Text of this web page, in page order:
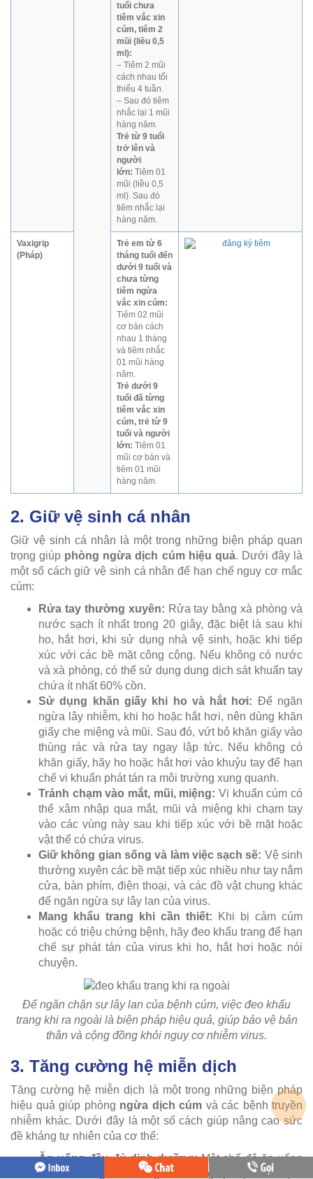
tuổi chưa
tiêm vắc xin
cúm, tiêm 2
mũi (liều 0,5
ml):
– Tiêm 2 mũi
cách nhau tối
thiểu 4 tuần.
– Sau đó tiêm
nhắc lại 1 mũi
hàng năm.
Trẻ từ 9 tuổi
trở lên và
người
lớn: Tiêm 01
mũi (liều 0,5
ml). Sau đó
tiêm nhắc lại
hàng năm.
Vaxigrip
(Pháp)
Trẻ em từ 6
tháng tuổi đến
dưới 9 tuổi và
chưa từng
tiêm ngừa
vắc xin cúm:
Tiêm 02 mũi
cơ bản cách
nhau 1 tháng
và tiêm nhắc
01 mũi hàng
năm.
Trẻ dưới 9
tuổi đã từng
tiêm vắc xin
cúm, trẻ từ 9
tuổi và người
lớn: Tiêm 01
mũi cơ bản và
tiêm 01 mũi
hàng năm.
2. Giữ vệ sinh cá nhân
Giữ vệ sinh cá nhân là một trong những biện pháp quan
trọng giúp phòng ngừa dịch cúm hiệu quả. Dưới đây là
một số cách giữ vệ sinh cá nhân để hạn chế nguy cơ mắc
cúm:
Rửa tay thường xuyên: Rửa tay bằng xà phòng và
nước sạch ít nhất trong 20 giây, đặc biệt là sau khi
ho, hắt hơi, khi sử dụng nhà vệ sinh, hoặc khi tiếp
xúc với các bề mặt công cộng. Nếu không có nước
và xà phòng, có thể sử dụng dung dịch sát khuẩn tay
chứa ít nhất 60% cồn.
Sử dụng khăn giấy khi ho và hắt hơi: Để ngăn
ngừa lây nhiễm, khi ho hoặc hắt hơi, nên dùng khăn
giấy che miệng và mũi. Sau đó, vứt bỏ khăn giấy vào
thùng rác và rửa tay ngay lập tức. Nếu không có
khăn giấy, hãy ho hoặc hắt hơi vào khuỷu tay để hạn
chế vi khuẩn phát tán ra môi trường xung quanh.
Tránh chạm vào mắt, mũi, miệng: Vi khuẩn cúm có
thể xâm nhập qua mắt, mũi và miệng khi chạm tay
vào các vùng này sau khi tiếp xúc với bề mặt hoặc
vật thể có chứa virus.
Giữ không gian sống và làm việc sạch sẽ: Vệ sinh
thường xuyên các bề mặt tiếp xúc nhiều như tay nắm
cửa, bàn phím, điện thoại, và các đồ vật chung khác
để ngăn ngừa sự lây lan của virus.
Mang khẩu trang khi cần thiết:
Khi bị cảm cúm
hoặc có triệu chứng bệnh, hãy đeo khẩu trang để hạn
chế sự phát tán của virus khi ho, hắt hơi hoặc nói
chuyện.
Để ngăn chặn sự lây lan của bệnh cúm, việc đeo khẩu
trang khi ra ngoài là biện pháp hiệu quả, giúp bảo vệ bản
thân và cộng đồng khỏi nguy cơ nhiễm virus.
3. Tăng cường hệ miễn dịch
Tăng cường hệ miễn dịch là một trong những biện pháp
hiệu quả giúp phòng ngừa dịch cúm và các bệnh truyền
nhiễm khác. Dưới đây là một số cách giúp nâng cao sức
đề kháng tự nhiên của cơ thể:
Ăn uống đầy đủ dinh dưỡng:Một chế độ ăn uống
cân đối và giàu dưỡng chất sẽ giúp hệ miễn dịch